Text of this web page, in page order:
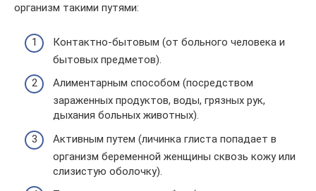
организм такими путями:
Контактно-бытовым (от больного человека и
бытовых предметов).
Алиментарным способом (посредством
зараженных продуктов, воды, грязных рук,
дыхания больных животных).
Активным путем (личинка глиста попадает в
организм беременной женщины сквозь кожу или
слизистую оболочку).